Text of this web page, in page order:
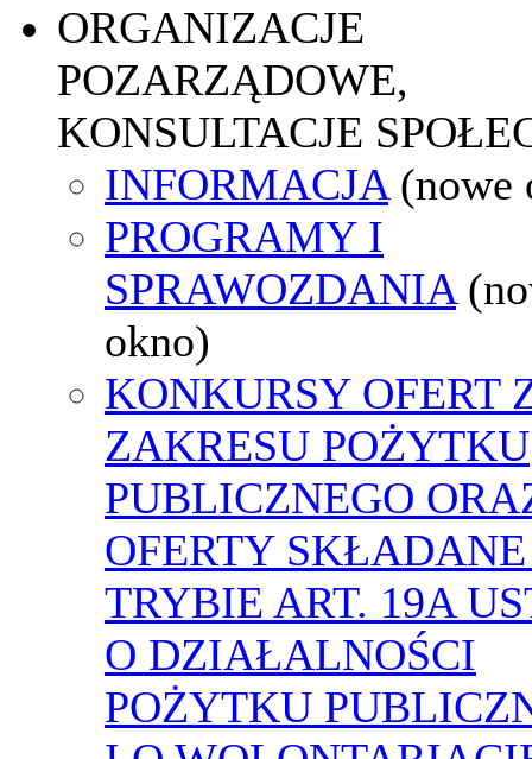
ORGANIZACJE
POZARZĄDOWE,
KONSULTACJE
INFORMACJA (nowe
PROGRAMY I
SPRAWOZDANIA
okno)
KONKURSY OFERT
ZAKRESU POŻYTKU
PUBLICZNEGO
OFERTY
TRYBIE ART. 19A
O DZIAŁALNOŚCI
POŻYTKU